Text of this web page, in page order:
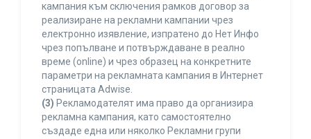
кампания към сключения рамков договор за
реализиране на рекламни кампании чрез
електронно изявление, изпратено до Нет Инфо
чрез попълване и потвърждаване в реално
време (online) и чрез образец на конкретните
параметри на рекламната кампания в Интернет
страницата Adwise.
(3) Рекламодателят има право да организира
рекламна кампания, като самостоятелно
създаде една или няколко Рекламни групи